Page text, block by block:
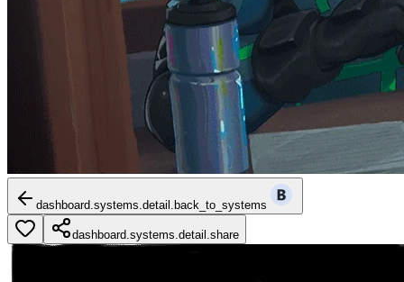
dashboard.systems.detail.back_to_systems
dashboard.systems.detail.share